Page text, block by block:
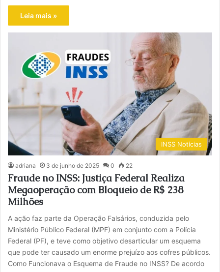
Leia mais »
INSS Notícias
adriana 3 de junho de 2025 0 22
Fraude no INSS: Justiça Federal Realiza
Megaoperação com Bloqueio de R$ 238
Milhões
A ação faz parte da Operação Falsários, conduzida pelo
Ministério Público Federal (MPF) em conjunto com a Polícia
Federal (PF), e teve como objetivo desarticular um esquema
que pode ter causado um enorme prejuízo aos cofres públicos.
Como Funcionava o Esquema de Fraude no INSS? De acordo